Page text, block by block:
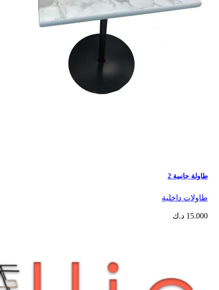
طاولة جانبية 2
⁠طاولات داخلية
15.000 د.ك